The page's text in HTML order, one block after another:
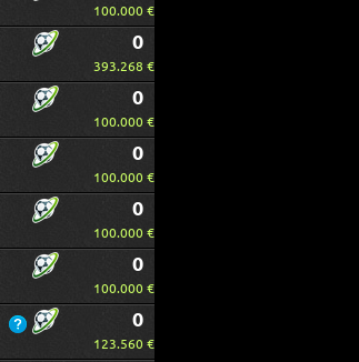
100.000 €
0
393.268 €
0
100.000 €
0
100.000 €
0
100.000 €
0
100.000 €
0
123.560 €